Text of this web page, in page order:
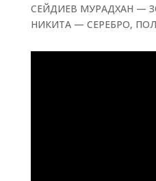
СЕЙДИЕВ МУРАДХАН —
НИКИТА — СЕРЕБРО,